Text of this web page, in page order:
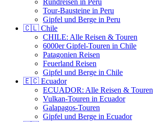
Rundreisen in Peru
Tour-Bausteine in Peru
Gipfel und Berge in Peru
🇨🇱 Chile
CHILE: Alle Reisen & Touren
6000er Gipfel-Touren in Chile
Patagonien Reisen
Feuerland Reisen
Gipfel und Berge in Chile
🇪🇨 Ecuador
ECUADOR: Alle Reisen & Touren
Vulkan-Touren in Ecuador
Galapagos-Touren
Gipfel und Berge in Ecuador